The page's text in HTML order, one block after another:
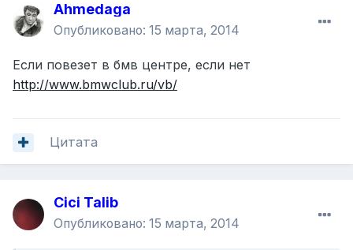
Ahmedaga
Опубликовано: 15 марта, 2014
Если повезет в бмв центре, если нет
http://www.bmwclub.ru/vb/
Цитата
Cici Talib
Опубликовано: 15 марта, 2014